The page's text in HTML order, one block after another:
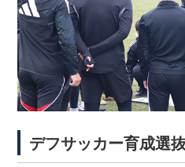
デフサッカー育成選